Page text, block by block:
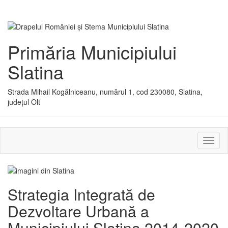
Primăria Municipiului
Slatina
Strada Mihail Kogălniceanu, numărul 1, cod 230080, Slatina,
județul Olt
sau
Strategia Integrată de
Dezvoltare Urbană a